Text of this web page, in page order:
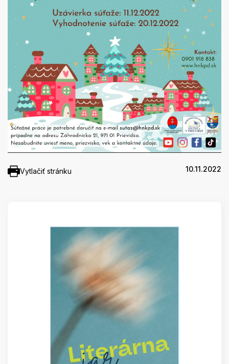
Vytlačiť stránku 10.11.2022